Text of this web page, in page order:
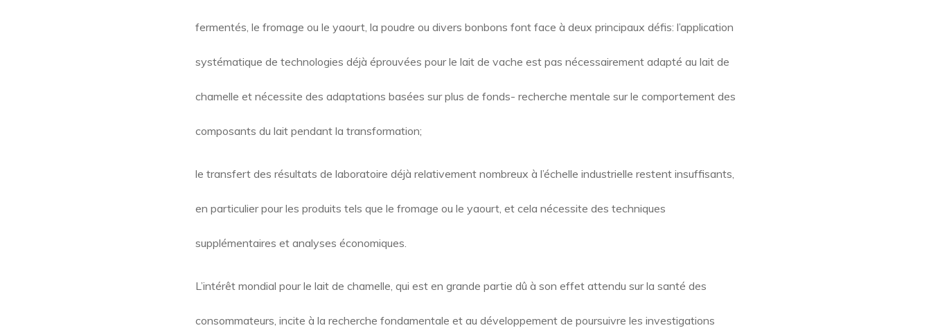
fermentés, le fromage ou le yaourt, la poudre ou divers bonbons font face à deux principaux défis: l’application
systématique de technologies déjà éprouvées pour le lait de vache est pas nécessairement adapté au lait de
chamelle et nécessite des adaptations basées sur plus de fonds- recherche mentale sur le comportement des
composants du lait pendant la transformation;
le transfert des résultats de laboratoire déjà relativement nombreux à l’échelle industrielle restent insuffisants,
en particulier pour les produits tels que le fromage ou le yaourt, et cela nécessite des techniques
supplémentaires et analyses économiques.
L’intérêt mondial pour le lait de chamelle, qui est en grande partie dû à son effet attendu sur la santé des
consommateurs, incite à la recherche fondamentale et au développement de poursuivre les investigations